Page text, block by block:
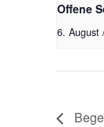
Offene
6. August